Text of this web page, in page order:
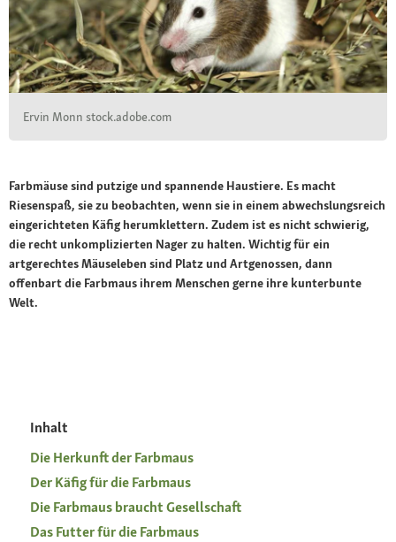
Ervin Monn stock.adobe.com
Farbmäuse sind putzige und spannende Haustiere. Es macht
Riesenspaß, sie zu beobachten, wenn sie in einem abwechslungsreich
eingerichteten Käfig herumklettern. Zudem ist es nicht schwierig,
die recht unkomplizierten Nager zu halten. Wichtig für ein
artgerechtes Mäuseleben sind Platz und Artgenossen, dann
offenbart die Farbmaus ihrem Menschen gerne ihre kunterbunte
Welt.
Inhalt
Die Herkunft der Farbmaus
Der Käfig für die Farbmaus
Die Farbmaus braucht Gesellschaft
Das Futter für die Farbmaus